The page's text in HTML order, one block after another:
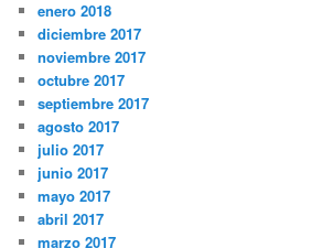
enero 2018
diciembre 2017
noviembre 2017
octubre 2017
septiembre 2017
agosto 2017
julio 2017
junio 2017
mayo 2017
abril 2017
marzo 2017